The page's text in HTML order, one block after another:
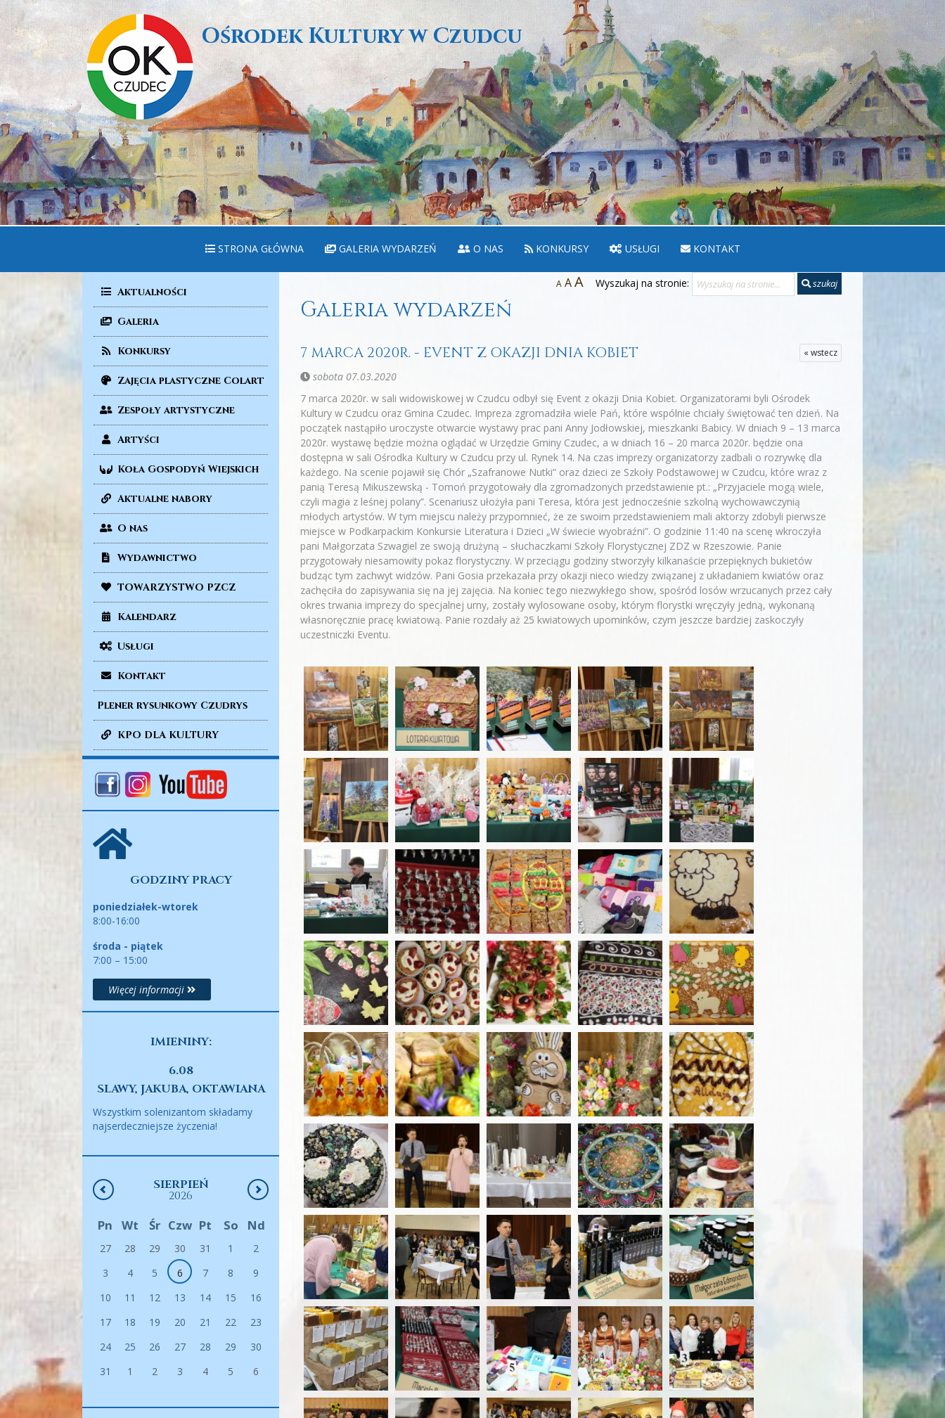
Ośrodek Kultury w Czudcu
STRONA GŁÓWNA GALERIA WYDARZEŃ O NAS KONKURSY USŁUGI KONTAKT
Aktualności
Galeria
Konkursy
Zajęcia plastyczne Colart
Zespoły artystyczne
Artyści
Koła Gospodyń Wiejskich
Aktualne nabory
O nas
Wydawnictwo
TOWARZYSTWO PZCZ
Kalendarz
Usługi
Kontakt
Plener rysunkowy Czudrys
KPO DLA KULTURY
GODZINY PRACY
poniedziałek-wtorek
8:00-16:00
środa - piątek
7:00 – 15:00
Więcej informacji
IMIENINY:
6.08
SLAWY, JAKUBA, OKTAWIANA
Wszystkim solenizantom składamy
najserdeczniejsze życzenia!
SIERPIEŃ
2026
Pn Wt Śr Czw Pt So Nd
27 28 29 30 31 1
2
3
4 5 6 7 8
9
10
11 12 13 14 15
16
17
18 19 20 21 22
23
24
25 26 27 28 29
30
31
1 2 3 4 5 6
A AA Wyszukaj na stronie: szukaj
Galeria wydarzeń
« wstecz
7 MARCA 2020R. - EVENT Z OKAZJI DNIA KOBIET
sobota 07.03.2020
7 marca 2020r. w sali widowiskowej w Czudcu odbył się Event z okazji Dnia Kobiet. Organizatorami byli Ośrodek
Kultury w Czudcu oraz Gmina Czudec. Impreza zgromadziła wiele Pań, które wspólnie chciały świętować ten dzień. Na
początek nastąpiło uroczyste otwarcie wystawy prac pani Anny Jodłowskiej, mieszkanki Babicy. W dniach 9 – 13 marca
2020r. wystawę będzie można oglądać w Urzędzie Gminy Czudec, a w dniach 16 – 20 marca 2020r. będzie ona
dostępna w sali Ośrodka Kultury w Czudcu przy ul. Rynek 14. Na czas imprezy organizatorzy zadbali o rozrywkę dla
każdego. Na scenie pojawił się Chór „Szafranowe Nutki” oraz dzieci ze Szkoły Podstawowej w Czudcu, które wraz z
panią Teresą Mikuszewską - Tomoń przygotowały dla zgromadzonych przedstawienie pt.: „Przyjaciele mogą wiele,
czyli magia z leśnej polany”. Scenariusz ułożyła pani Teresa, która jest jednocześnie szkolną wychowawczynią
młodych artystów. W tym miejscu należy przypomnieć, że ze swoim przedstawieniem mali aktorzy zdobyli pierwsze
miejsce w Podkarpackim Konkursie Literatura i Dzieci „W świecie wyobraźni”. O godzinie 11:40 na scenę wkroczyła
pani Małgorzata Szwagiel ze swoją drużyną – słuchaczkami Szkoły Florystycznej ZDZ w Rzeszowie. Panie
przygotowały niesamowity pokaz florystyczny. W przeciągu godziny stworzyły kilkanaście przepięknych bukietów
budząc tym zachwyt widzów. Pani Gosia przekazała przy okazji nieco wiedzy związanej z układaniem kwiatów oraz
zachęciła do zapisywania się na jej zajęcia. Na koniec tego niezwykłego show, spośród losów wrzucanych przez cały
okres trwania imprezy do specjalnej urny, zostały wylosowane osoby, którym florystki wręczyły jedną, wykonaną
własnoręcznie pracę kwiatową. Panie rozdały aż 25 kwiatowych upominków, czym jeszcze bardziej zaskoczyły
uczestniczki Eventu.